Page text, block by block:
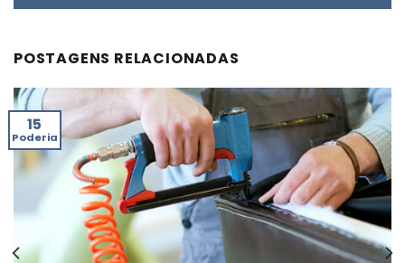
POSTAGENS RELACIONADAS
15
Poderia